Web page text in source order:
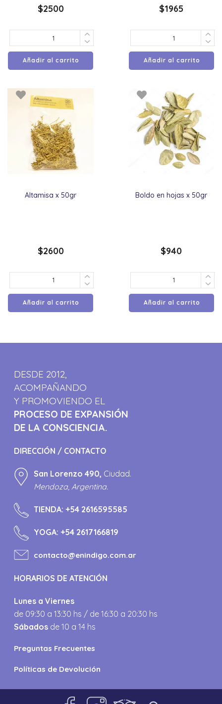
$2500
Añadir al carrito
$1965
Añadir al carrito
Altamisa x 50gr
$2600
Añadir al carrito
Boldo en hojas x 50gr
$940
Añadir al carrito
DESDE 2012,
ACOMPAÑANDO
Y PROMOVIENDO EL
PROCESO DE EXPANSIÓN
DE LA CONSCIENCIA.
DIRECCIÓN / CONTACTO
San Lorenzo 490, Ciudad.
Mendoza, Argentina.
TIENDA:+54 2616595585
YOGA:+54 2617166819
contacto@enindigo.com.ar
HORARIOS DE ATENCIÓN
Lunes a Viernes
de 09:30 a 13:30 hs / de 16:30 a 20:30 hs
Sábados de 10 a 14 hs
Preguntas Frecuentes
Políticas de Devolución